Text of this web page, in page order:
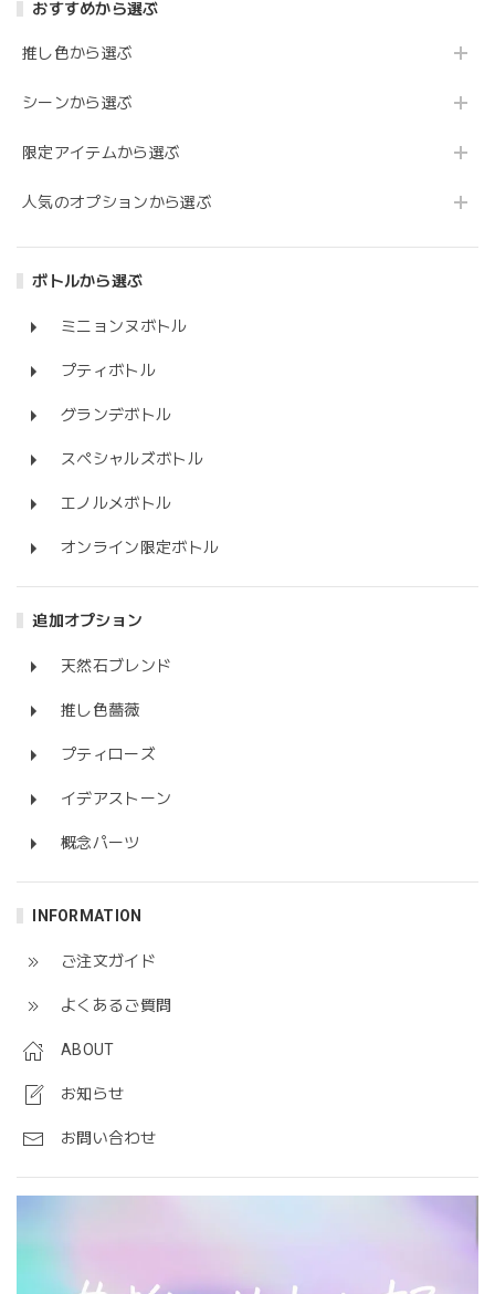
おすすめから選ぶ
推し色から選ぶ
シーンから選ぶ
限定アイテムから選ぶ
人気のオプションから選ぶ
ボトルから選ぶ
ミニョンヌボトル
プティボトル
グランデボトル
スペシャルズボトル
エノルメボトル
オンライン限定ボトル
追加オプション
天然石ブレンド
推し色薔薇
プティローズ
イデアストーン
概念パーツ
INFORMATION
ご注文ガイド
よくあるご質問
ABOUT
お知らせ
お問い合わせ